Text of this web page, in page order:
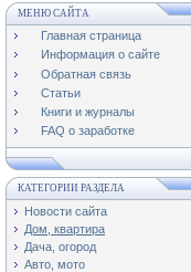
МЕНЮ САЙТА
Главная страница
Информация о сайте
Обратная связь
Статьи
Книги и журналы
FAQ о заработке
КАТЕГОРИИ РАЗДЕЛА
Новости сайта
Дом, квартира
Дача, огород
Авто, мото